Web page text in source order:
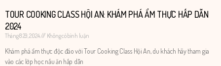
TOUR COOKING CLASS HỘI AN: KHÁM PHÁ ẨM THỰC HẤP DẪN
2024
Tháng 8 29, 2024 Không có bình luận
​​Khám phá ẩm thực độc đáo với Tour Cooking Class Hội An, du khách hãy tham gia
vào các lớp học nấu ăn hấp dẫn